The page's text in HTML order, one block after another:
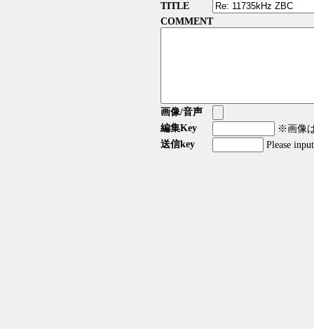
TITLE
COMMENT
画像/音声
編集Key
※画像
送信key
Please